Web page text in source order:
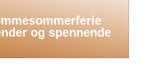
og spennende